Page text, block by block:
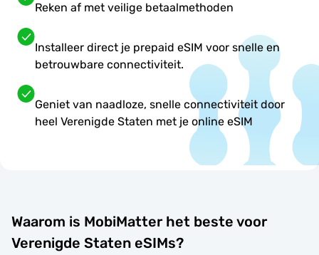
Reken af met veilige betaalmethoden
Installeer direct je prepaid eSIM voor snelle en
betrouwbare connectiviteit.
Geniet van naadloze, snelle connectiviteit door
heel Verenigde Staten met je online eSIM
Waarom is MobiMatter het beste voor
Verenigde Staten eSIMs?